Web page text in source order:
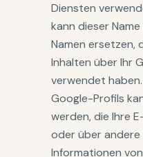
Diensten
kann dieser
Namen ersetzen,
Inhalten über Ihr
verwendet
Google-Profils
werden, die Ihre
oder über
Informationen